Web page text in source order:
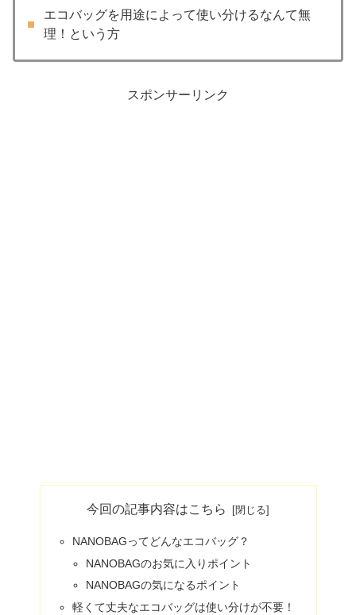
エコバッグを用途によって使い分けるなんて無
理！という方
スポンサーリンク
今回の記事内容はこちら
NANOBAGってどんなエコバッグ？
NANOBAGのお気に入りポイント
NANOBAGの気になるポイント
軽くて丈夫なエコバッグは使い分けが不要！